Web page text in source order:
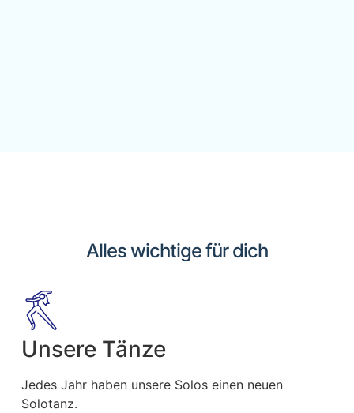
Alles wichtige für dich
Unsere Tänze
Jedes Jahr haben unsere Solos einen neuen
Solotanz.